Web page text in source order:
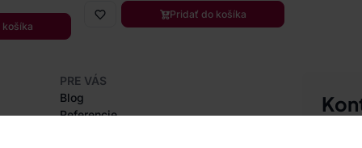
Pridať do košíka
PRE VÁS
Blog
Referencie